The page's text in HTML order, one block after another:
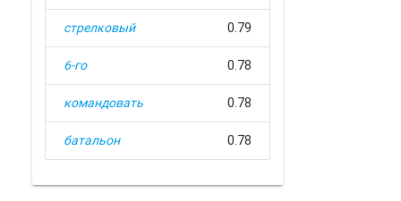
стрелковый 0.79
6-го 0.78
командовать 0.78
батальон 0.78